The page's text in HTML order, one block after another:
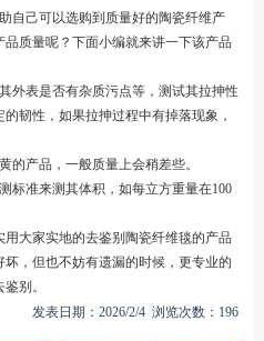
己可以选购到质量好的陶瓷纤维产
质量呢？下面小编就来讲一下该产品
表是否有杂质污点等，测试其拉抻性
韧性，如果拉抻过程中有掉落现象，
产品，一般质量上会稍差些。
准来测其体积，如每立方重量在100
大家实地的去鉴别陶瓷纤维毯的产品
，但也不妨有遗漏的时候，更专业的
别。
发表日期：2026/2/4 浏览次数：196